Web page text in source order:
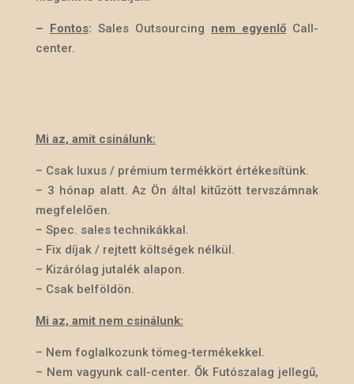
– Fontos: Sales Outsourcing nem egyenlő Call-
center.
Mi az, amit csinálunk:
– Csak luxus / prémium termékkört értékesítünk.
– 3 hónap alatt. Az Ön által kitűzött tervszámnak
megfelelően.
– Spec. sales technikákkal.
– Fix díjak / rejtett költségek nélkül.
– Kizárólag jutalék alapon.
– Csak belföldön.
Mi az, amit nem csinálunk:
– Nem foglalkozunk tömeg-termékekkel.
– Nem vagyunk call-center. Ők Futószalag jellegű,